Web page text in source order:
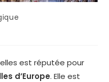
est réputée pour
d’Europe. Elle est